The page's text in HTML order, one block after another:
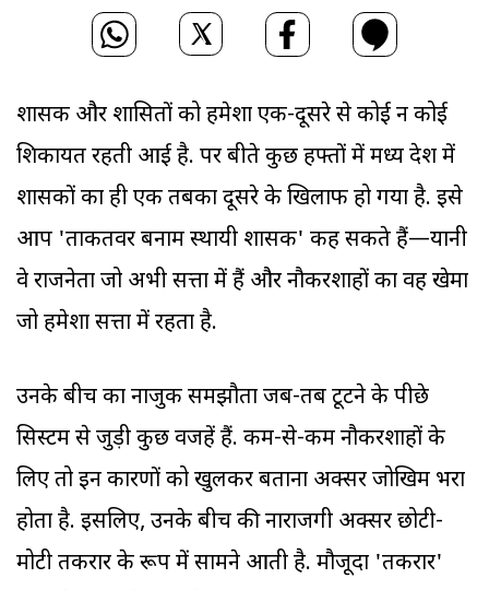
शासक और शासितों को हमेशा एक-दूसरे से कोई न कोई
शिकायत रहती आई है. पर बीते कुछ हफ्तों में मध्य प्रदेश में
शासकों का ही एक तबका दूसरे के खिलाफ हो गया है. इसे
आप 'ताकतवर बनाम स्थायी शासक' कह सकते हैं—यानी
वे राजनेता जो अभी सत्ता में हैं और नौकरशाहों का वह खेमा
जो हमेशा सत्ता में रहता है.
उनके बीच का नाजुक समझौता जब-तब टूटने के पीछे
सिस्टम से जुड़ी कुछ वजहें हैं. कम-से-कम नौकरशाहों के
लिए तो इन कारणों को खुलकर बताना अक्सर जोखिम भरा
होता है. इसलिए, उनके बीच की नाराजगी अक्सर छोटी-
मोटी तकरार के रूप में सामने आती है. मौजूदा 'तकरार'